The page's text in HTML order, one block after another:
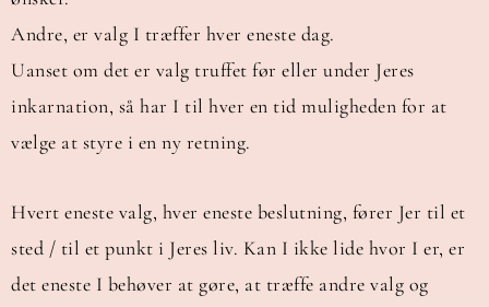
Andre, er valg I træffer hver eneste dag.
Uanset om det er valg truffet før eller under Jeres
inkarnation, så har I til hver en tid muligheden for at
vælge at styre i en ny retning.
Hvert eneste valg, hver eneste beslutning, fører Jer til et
sted / til et punkt i Jeres liv. Kan I ikke lide hvor I er, er
det eneste I behøver at gøre, at træffe andre valg og